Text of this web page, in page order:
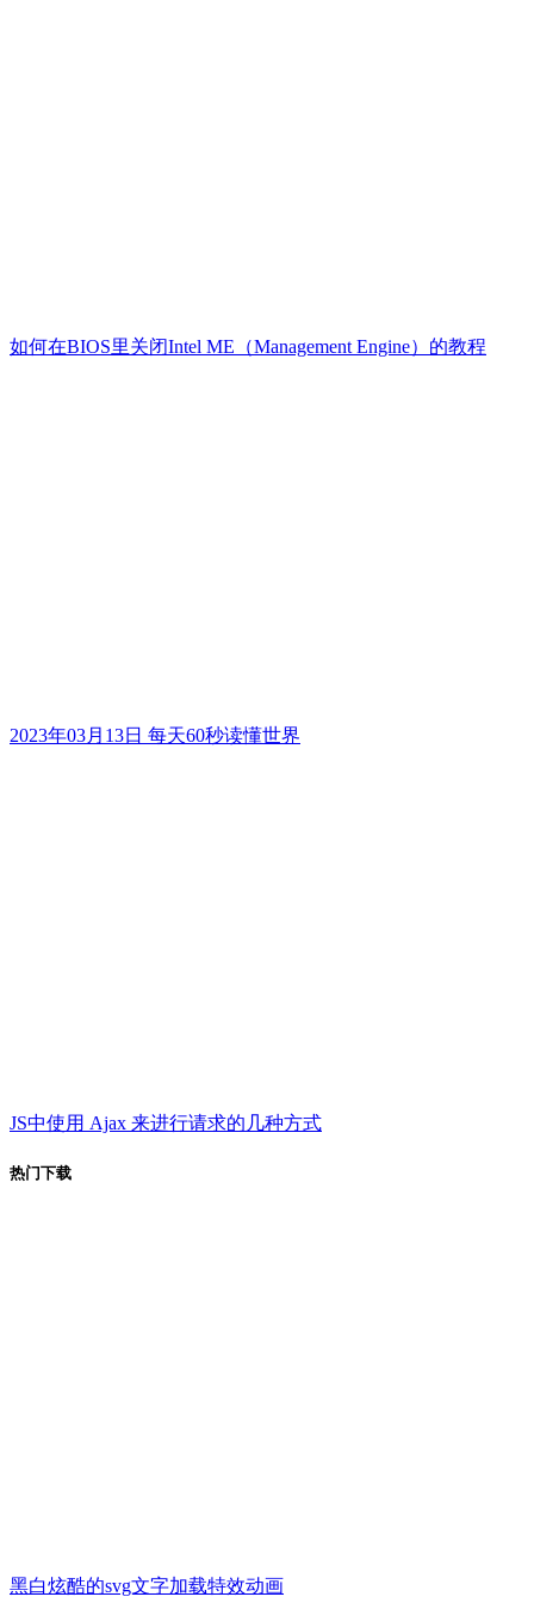
如何在BIOS里关闭Intel ME（Management Engine）的教程
2023年03月13日 每天60秒读懂世界
JS中使用 Ajax 来进行请求的几种方式
热门下载
黑白炫酷的svg文字加载特效动画